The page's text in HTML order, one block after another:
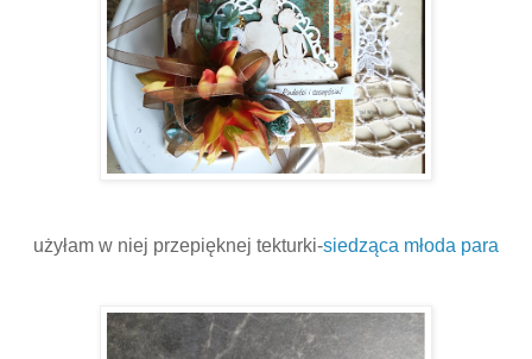
użyłam w niej przepięknej tekturki-siedząca młoda para